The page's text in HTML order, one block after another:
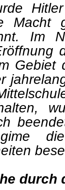
Macht
Im
Gebiet
durch